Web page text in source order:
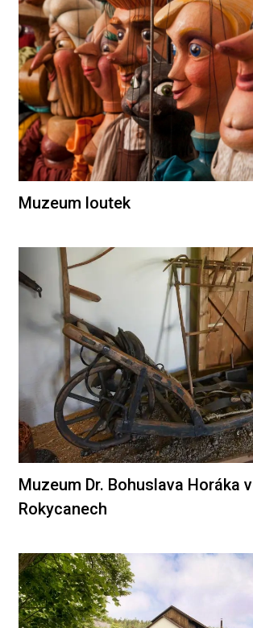
Muzeum loutek
Muzeum Dr. Bohuslava Horáka v
Rokycanech